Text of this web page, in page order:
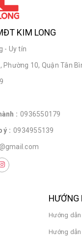
KIM LONG
- Uy tín
Phường 10, Quận Tân
: 0936550179
ý : 0934955139
HƯỚNG
Hướng
Hướng